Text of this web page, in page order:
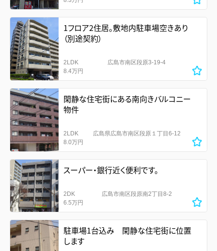
1フロア2住居。敷地内駐車場空きあり
（別途契約）
2LDK
8.4万円
広島市南区段原3-19-4
閑静な住宅街にある南向きバルコニー
物件
2LDK
8.0万円
広島県広島市南区段原１丁目6-12
スーパー・銀行近く便利です。
2DK
6.5万円
広島市南区段原南2丁目8-2
駐車場1台込み 閑静な住宅街に位置
します